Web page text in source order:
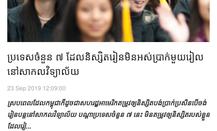
ប្រទេស​ចំនួន ៧​ ​ដែល​និស្សិត​រៀន​​​មិន​អស់​ប្រាក់​​មួយរៀល
នៅ​សាកលវិទ្យាល័យ
23 Sep 2019 12:09:00
ស្រប​ពេល​ដែល​កម្ពុជា​ក៏​ដូច​ជា​សហរដ្ឋអាមេរិក​តម្រូវ​ឲ្យ​និស្សិត​​បង់ប្រាក់​​ប្រសិន​បើ​ចង់​
រៀន​បន្ត​នៅ​​សាកលវិទ្យាល័យ ​បណ្តា​ប្រទេស​ចំនួន ៧ ​នេះ មិន​តម្រូវ​​ឲ្យ​និស្សិត​របស់​ខ្លួន​
ដែល​រៀ...